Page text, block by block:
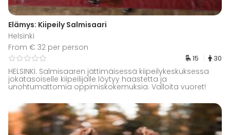
Elämys: Kiipeily Salmisaari
Helsinki
From € 32 per person
15 30
HELSINKI. Salmisaaren jättimäisessä kiipeilykeskuksessa
jokatasoiselle kiipeilijälle löytyy haastetta ja
unohtumattomia oppimiskokemuksia. Valloita vuoret!